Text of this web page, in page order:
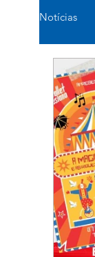
Notícias